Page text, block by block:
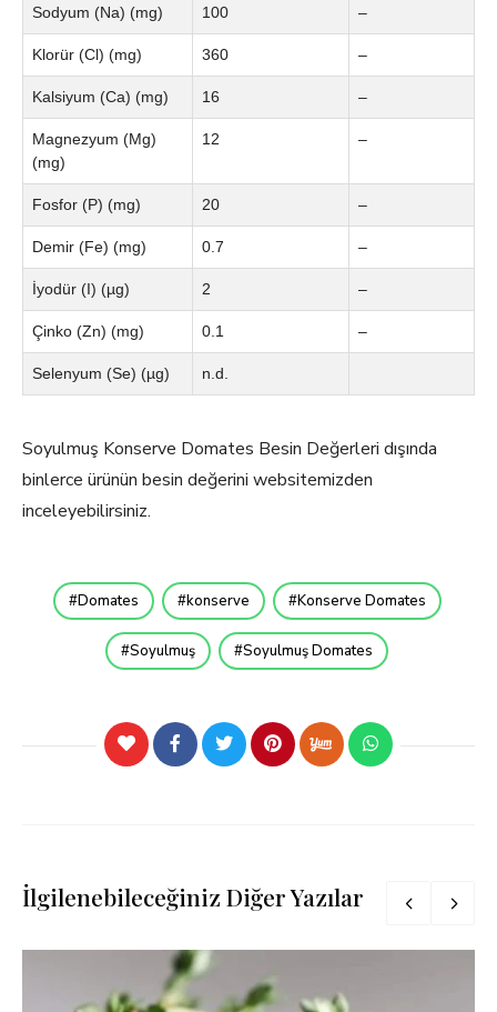
Sodyum (Na) (mg) 100 –
Klorür (Cl) (mg) 360 –
Kalsiyum (Ca) (mg) 16 –
Magnezyum (Mg)
(mg)
12 –
Fosfor (P) (mg) 20 –
Demir (Fe) (mg) 0.7 –
İyodür (I) (µg) 2 –
Çinko (Zn) (mg) 0.1 –
Selenyum (Se) (µg) n.d.
Soyulmuş Konserve Domates Besin Değerleri dışında
binlerce ürünün besin değerini websitemizden
inceleyebilirsiniz.
Domates konserve Konserve Domates
Soyulmuş Soyulmuş Domates
İlgilenebileceğiniz Diğer Yazılar